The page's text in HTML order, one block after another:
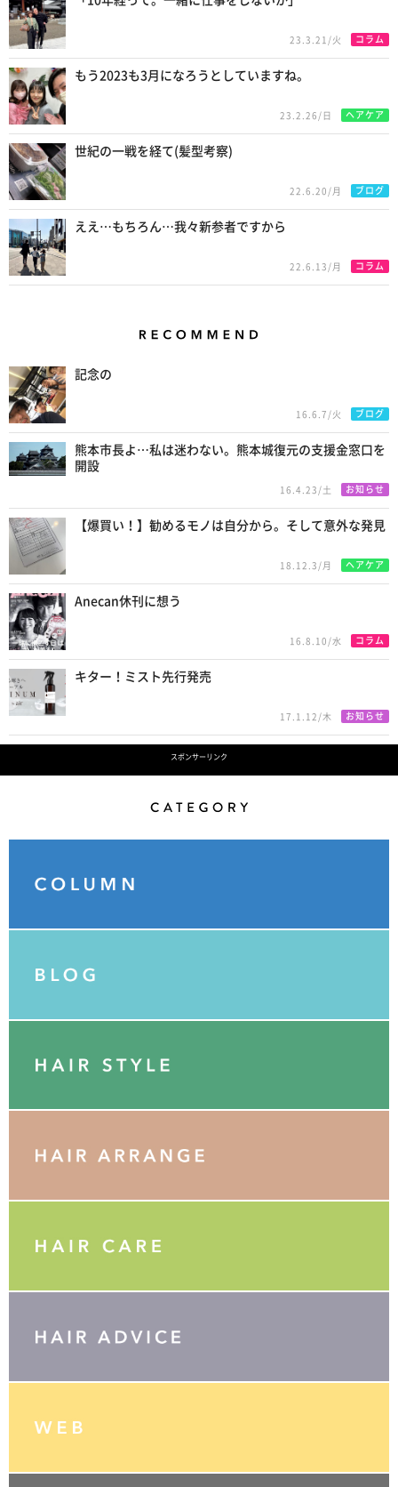
23.3.21/火 コラム
もう2023も3月になろうとしていますね。
23.2.26/日 ヘアケア
世紀の一戦を経て(髪型考察)
22.6.20/月 ブログ
ええ…もちろん…我々新参者ですから
22.6.13/月 コラム
記念の
16.6.7/火 ブログ
熊本市長よ…私は迷わない。熊本城復元の支援金窓口を
開設
16.4.23/土 お知らせ
【爆買い！】勧めるモノは自分から。そして意外な発見
18.12.3/月 ヘアケア
Anecan休刊に想う
16.8.10/水 コラム
キター！ミスト先行発売
17.1.12/木 お知らせ
スポンサーリンク